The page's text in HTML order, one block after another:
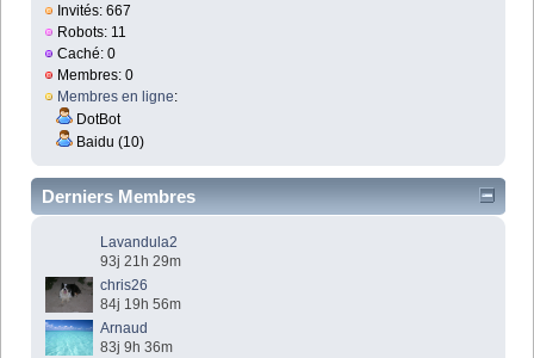
Invités: 667
Robots: 11
Caché: 0
Membres: 0
Membres en ligne:
DotBot
Baidu (10)
Derniers Membres
Lavandula2
93j 21h 29m
chris26
84j 19h 56m
Arnaud
83j 9h 36m